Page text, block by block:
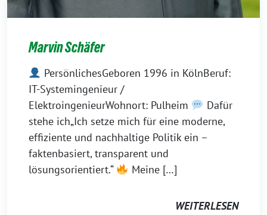
Marvin Schäfer
PersönlichesGeboren 1996 in KölnBeruf:
IT-Systemingenieur /
ElektroingenieurWohnort: Pulheim
Dafür
stehe ich„Ich setze mich für eine moderne,
effiziente und nachhaltige Politik ein –
faktenbasiert, transparent und
lösungsorientiert.“
Meine […]
WEITERLESEN